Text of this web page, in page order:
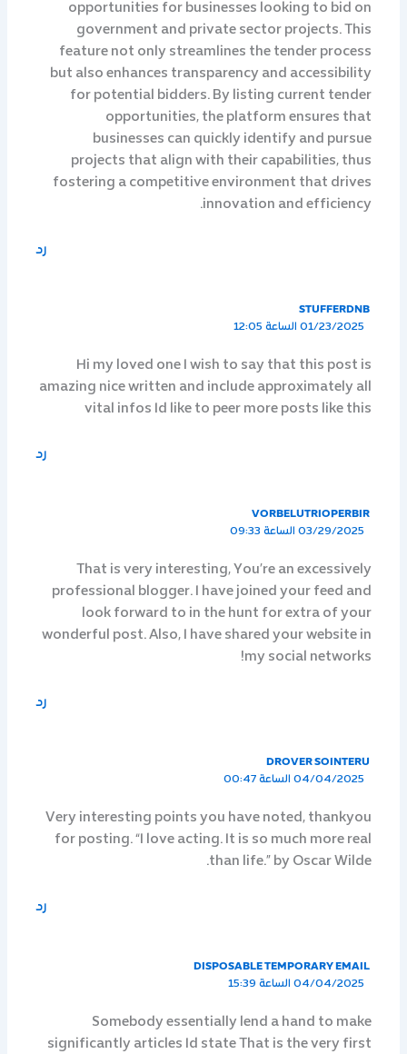
opportunities for businesses looking to bid on
government and private sector projects. This
feature not only streamlines the tender process
but also enhances transparency and accessibility
for potential bidders. By listing current tender
opportunities, the platform ensures that
businesses can quickly identify and pursue
projects that align with their capabilities, thus
fostering a competitive environment that drives
innovation and efficiency.
رد
STUFFERDNB
01/23/2025 الساعة 12:05
Hi my loved one I wish to say that this post is
amazing nice written and include approximately all
vital infos Id like to peer more posts like this
رد
VORBELUTRIOPERBIR
03/29/2025 الساعة 09:33
That is very interesting, You’re an excessively
professional blogger. I have joined your feed and
look forward to in the hunt for extra of your
wonderful post. Also, I have shared your website in
my social networks!
رد
DROVER SOINTERU
04/04/2025 الساعة 00:47
Very interesting points you have noted, thankyou
for posting. “I love acting. It is so much more real
than life.” by Oscar Wilde.
رد
DISPOSABLE TEMPORARY EMAIL
04/04/2025 الساعة 15:39
Somebody essentially lend a hand to make
significantly articles Id state That is the very first